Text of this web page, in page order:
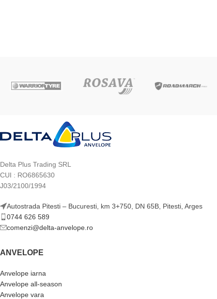
Delta Plus Trading SRL
CUI : RO6865630
J03/2100/1994
Autostrada Pitesti – Bucuresti, km 3+750, DN 65B, Pitesti, Arges
0744 626 589
comenzi@delta-anvelope.ro
ANVELOPE
Anvelope iarna
Anvelope all-season
Anvelope vara